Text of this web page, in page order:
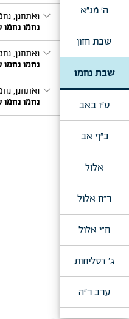
ה' מנ"א
שבת חזון
שבת נחמו
ט"ו באב
כ"ף אב
אלול
ר"ח אלול
ח"י אלול
ג' דסליחות
ערב ר"ה
expand_moreואתחנן, נחמו
נחמו נחמו
expand_moreואתחנן,
נחמו נחמו
expand_moreואתחנן,
נחמו נחמו